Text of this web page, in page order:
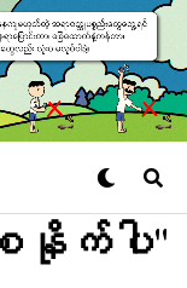
စနိုက်ပါ"